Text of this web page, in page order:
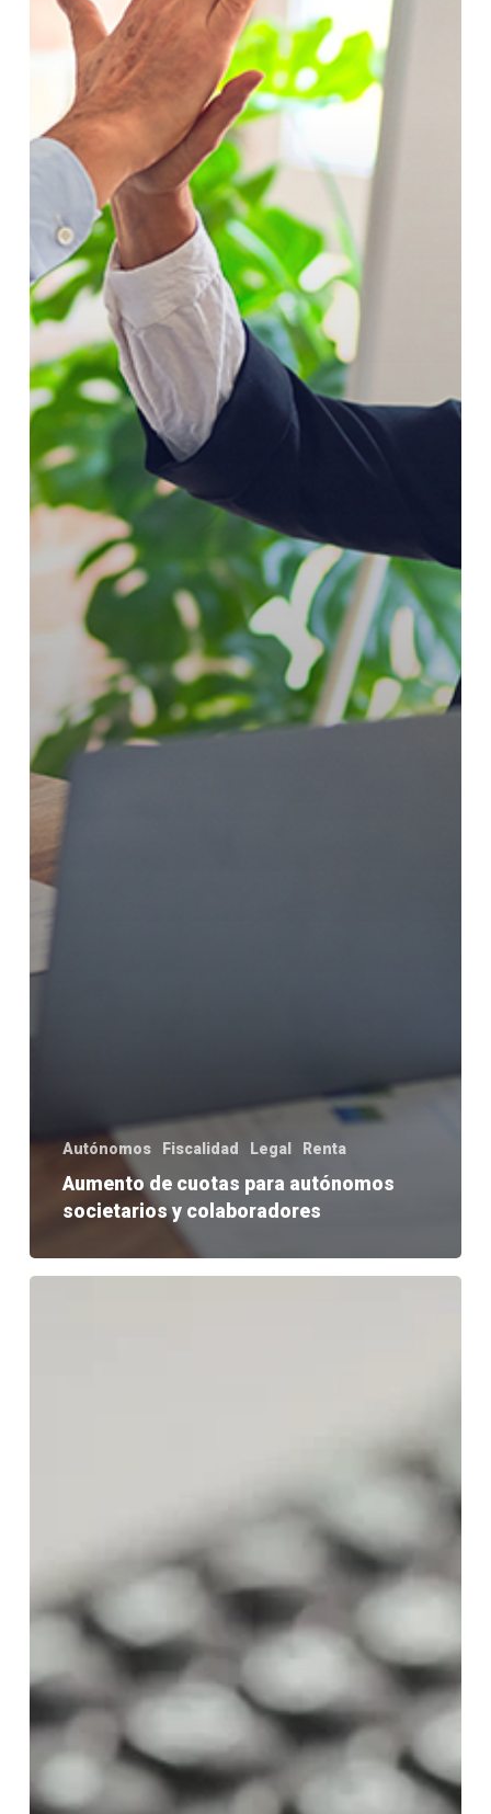
Autónomos Fiscalidad Legal Renta
Aumento de cuotas para autónomos
societarios y colaboradores